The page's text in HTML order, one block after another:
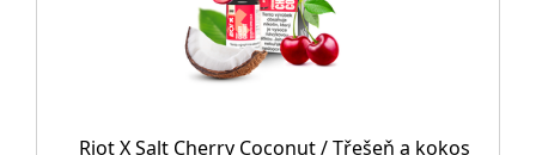
Riot X Salt Cherry Coconut / Třešeň a kokos